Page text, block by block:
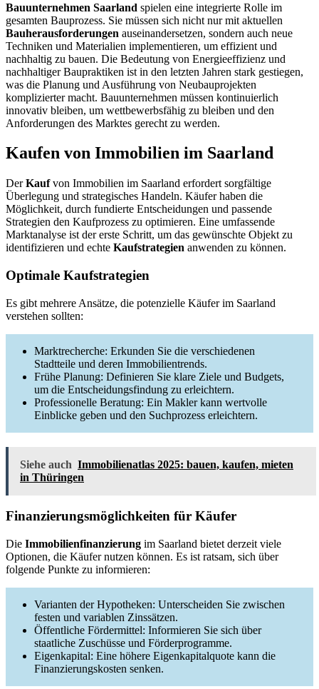
Bauunternehmen Saarland spielen eine integrierte Rolle im
gesamten Bauprozess. Sie müssen sich nicht nur mit aktuellen
Bauherausforderungen auseinandersetzen, sondern auch neue
Techniken und Materialien implementieren, um effizient und
nachhaltig zu bauen. Die Bedeutung von Energieeffizienz und
nachhaltiger Baupraktiken ist in den letzten Jahren stark gestiegen,
was die Planung und Ausführung von Neubauprojekten
komplizierter macht. Bauunternehmen müssen kontinuierlich
innovativ bleiben, um wettbewerbsfähig zu bleiben und den
Anforderungen des Marktes gerecht zu werden.
Kaufen von Immobilien im Saarland
DerKaufvon Immobilien im Saarland erfordert sorgfältige
Überlegung und strategisches Handeln. Käufer haben die
Möglichkeit, durch fundierte Entscheidungen und passende
Strategien den Kaufprozess zu optimieren. Eine umfassende
Marktanalyse ist der erste Schritt, um das gewünschte Objekt zu
identifizieren und echte Kaufstrategien anwenden zu können.
Optimale Kaufstrategien
Es gibt mehrere Ansätze, die potenzielle Käufer im Saarland
verstehen sollten:
Marktrecherche: Erkunden Sie die verschiedenen
Stadtteile und deren Immobilientrends.
Frühe Planung: Definieren Sie klare Ziele und Budgets,
um die Entscheidungsfindung zu erleichtern.
Professionelle Beratung: Ein Makler kann wertvolle
Einblicke geben und den Suchprozess erleichtern.
Siehe auch Immobilienatlas 2025: bauen, kaufen, mieten
in Thüringen
Finanzierungsmöglichkeiten für Käufer
Die Immobilienfinanzierung im Saarland bietet derzeit viele
Optionen, die Käufer nutzen können. Es ist ratsam, sich über
folgende Punkte zu informieren:
Varianten der Hypotheken: Unterscheiden Sie zwischen
festen und variablen Zinssätzen.
Öffentliche Fördermittel: Informieren Sie sich über
staatliche Zuschüsse und Förderprogramme.
Eigenkapital: Eine höhere Eigenkapitalquote kann die
Finanzierungskosten senken.